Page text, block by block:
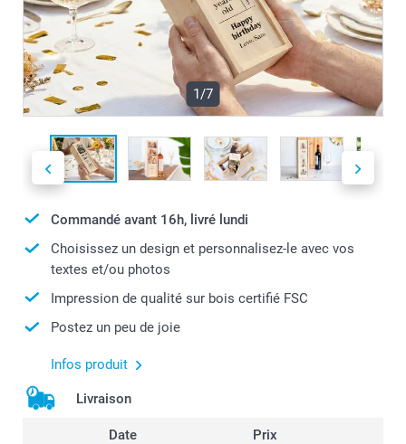
1/7
Commandé avant 16h, livré lundi
Choisissez un design et personnalisez-le avec vos
textes et/ou photos
Impression de qualité sur bois certifié FSC
Postez un peu de joie
Infos produit
Livraison
Date Prix